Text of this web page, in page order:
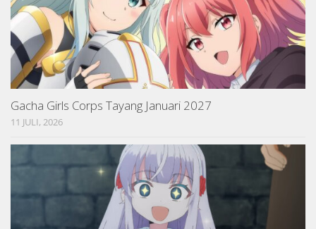
Gacha Girls Corps Tayang Januari 2027
11 JULI, 2026